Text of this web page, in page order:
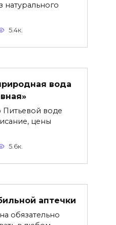
натурального
5.4к.
вода
воде
цены
5.6к.
аптечки
обязательно